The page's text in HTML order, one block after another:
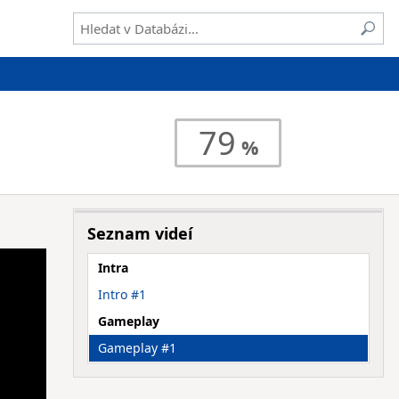
79
Seznam videí
Intra
Intro #1
Gameplay
Gameplay #1